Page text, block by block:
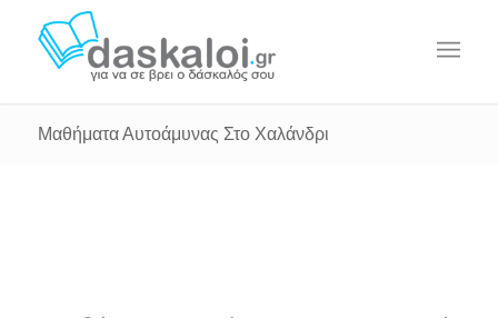
Μαθήματα Αυτοάμυνας Στο Χαλάνδρι